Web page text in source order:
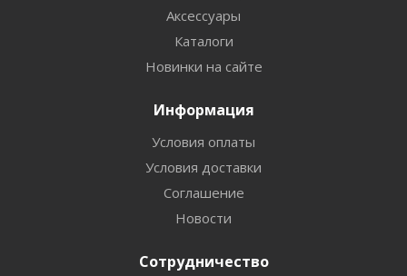
Аксессуары
Каталоги
Новинки на сайте
Информация
Условия оплаты
Условия доставки
Соглашение
Новости
Сотрудничество